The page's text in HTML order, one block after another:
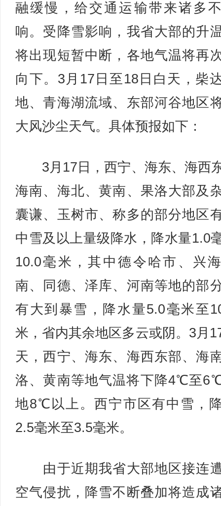
融缓慢，给交通运输带来诸多
响。受降雪影响，我省大部的升
将出现短暂中断，各地气温将再
向下。3月17日至18日白天，柴
地、青海湖流域、东部河谷地区
大风沙尘天气。具体预报如下：
3月17日，西宁、海东、海西
海南、海北、黄南、果洛大部及
囊谦、玉树市、称多的部分地区
中雪及以上量级降水，降水量1.0
10.0毫米，其中德令哈市、兴
南、同德、泽库、河南等地的部
有大到暴雪，降水量5.0毫米至
米，省内其余地区多云或阴。3月
天，西宁、海东、海西东部、海
洛、黄南等地气温将下降4℃至
地8℃以上。西宁市区有中雪，
2.5毫米至3.5毫米。
由于近期我省大部地区接连
空气侵扰，降雪不断叠加将造成